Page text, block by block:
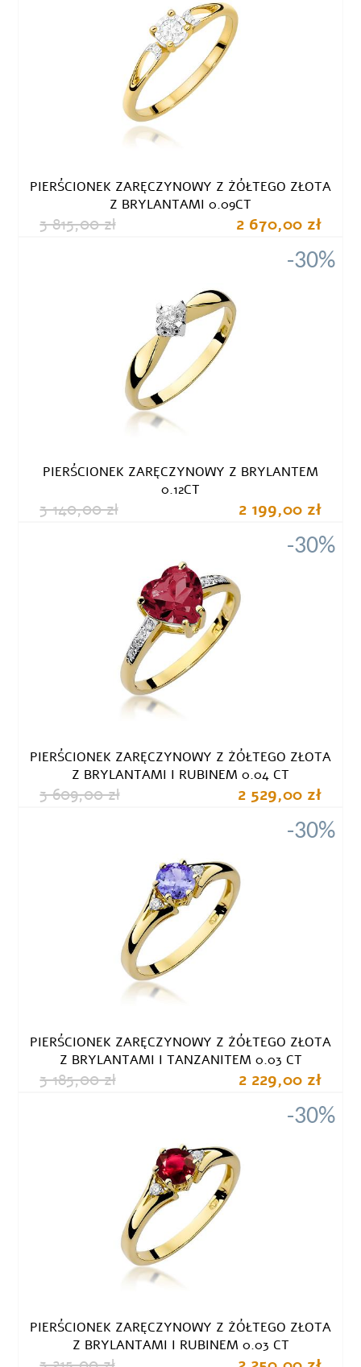
PIERŚCIONEK ZARĘCZYNOWY Z ŻÓŁTEGO ZŁOTA
Z BRYLANTAMI 0.09CT
3 815,00 zł 2 670,00 zł
-30%
PIERŚCIONEK ZARĘCZYNOWY Z BRYLANTEM
0.12CT
3 140,00 zł 2 199,00 zł
-30%
PIERŚCIONEK ZARĘCZYNOWY Z ŻÓŁTEGO ZŁOTA
Z BRYLANTAMI I RUBINEM 0.04 CT
3 609,00 zł 2 529,00 zł
-30%
PIERŚCIONEK ZARĘCZYNOWY Z ŻÓŁTEGO ZŁOTA
Z BRYLANTAMI I TANZANITEM 0.03 CT
3 185,00 zł 2 229,00 zł
-30%
PIERŚCIONEK ZARĘCZYNOWY Z ŻÓŁTEGO ZŁOTA
Z BRYLANTAMI I RUBINEM 0.03 CT